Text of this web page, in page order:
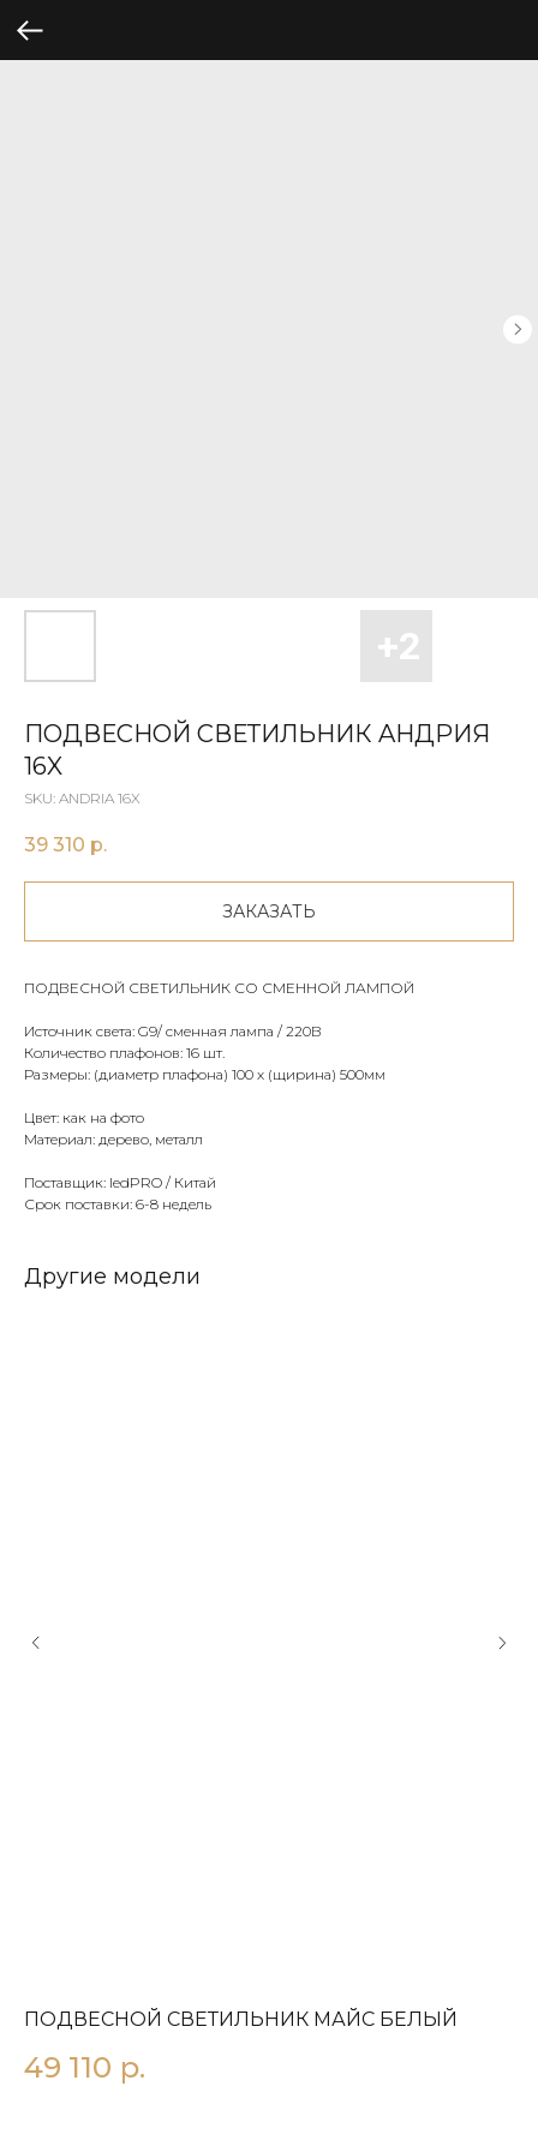
ПОДВЕСНОЙ СВЕТИЛЬНИК AНДРИЯ
16X
SKU: ANDRIA 16X
39 310 р.
ЗАКАЗАТЬ
ПОДВЕСНОЙ СВЕТИЛЬНИК СО СМЕННОЙ ЛАМПОЙ
Источник света: G9/ сменная лампа / 220В
Количество плафонов: 16 шт.
Размеры: (диаметр плафона) 100 х (щирина) 500мм
Цвет: как на фото
Материал: дерево, металл
Поставщик: ledPRO / Китай
Срок поставки: 6-8 недель
Другие модели
ПОДВЕСНОЙ СВЕТИЛЬНИК МАЙС БЕЛЫЙ
49 110 р.